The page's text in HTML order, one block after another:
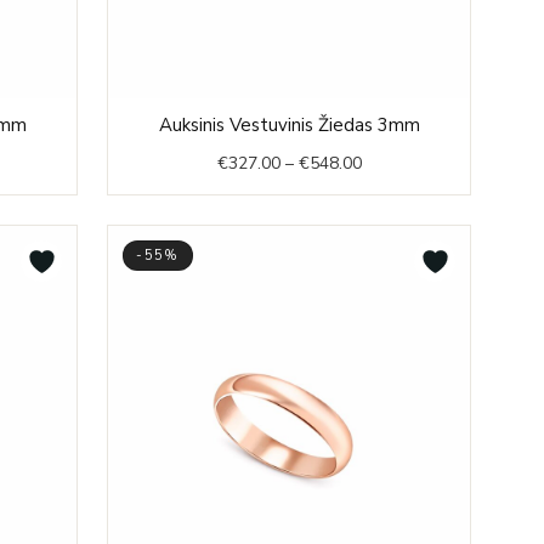
Auksinis Vestuvinis Žiedas 3mm
€327.00 – €548.00
range:
€327.00
through
€548.00
-55%